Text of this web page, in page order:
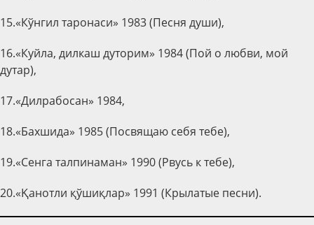
15.«Кўнгил таронаси» 1983 (Песня души),
16.«Куйла, дилкаш дуторим» 1984 (Пой о любви, мой
дутар),
17.«Дилрабосан» 1984,
18.«Бахшида» 1985 (Посвящаю себя тебе),
19.«Сенга талпинаман» 1990 (Рвусь к тебе),
20.«Қанотли қўшиқлар» 1991 (Крылатые песни).